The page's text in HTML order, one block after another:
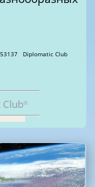
Дайджест » Праздничные даты, Венгрия » Views: 53137 Diplomatic Club
Club®